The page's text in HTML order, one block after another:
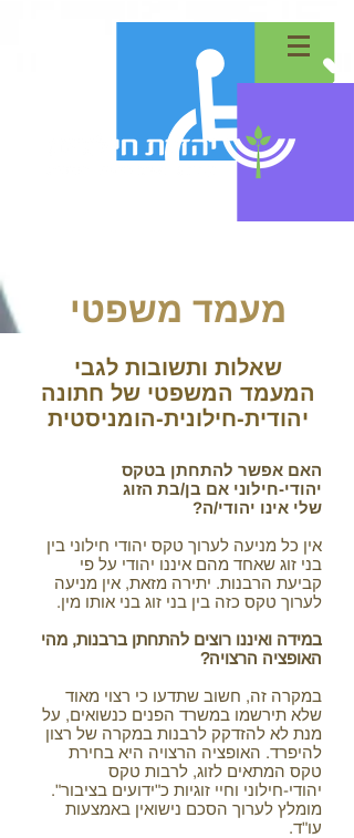
מעמד משפטי
שאלות ותשובות לגבי
המעמד המשפטי של חתונה
יהודית-חילונית-הומניסטית
האם אפשר להתחתן בטקס
יהודי-חילוני אם בן/בת הזוג
שלי אינו יהודי/ה?
אין כל מניעה לערוך טקס יהודי חילוני בין
בני זוג שאחד מהם איננו יהודי על פי
קביעת הרבנות. יתירה מזאת, אין מניעה
לערוך טקס כזה בין בני זוג בני אותו מין.
במידה ואיננו רוצים להתחתן ברבנות, מהי
האופציה הרצויה?
במקרה זה, חשוב שתדעו כי רצוי מאוד
שלא תירשמו במשרד הפנים כנשואים, על
מנת לא להזדקק לרבנות במקרה של רצון
להיפרד. האופציה הרצויה היא בחירת
טקס המתאים לזוג, לרבות טקס
יהודי-חילוני וחיי זוגיות כ"ידועים בציבור".
מומלץ לערוך הסכם נישואין באמצעות
עו"ד.